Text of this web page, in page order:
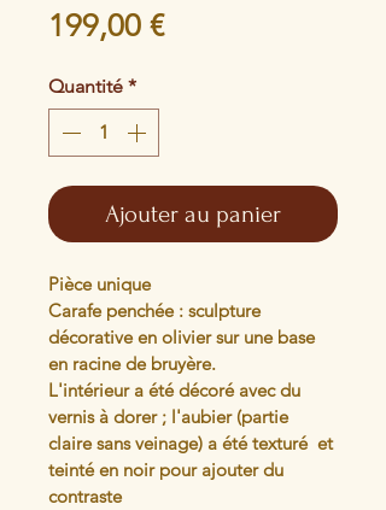
199,00 €Prix
Quantité *
Ajouter au panier
Pièce unique
Carafe penchée : sculpture
décorative en olivier sur une base
en racine de bruyère.
L'intérieur a été décoré avec du
vernis à dorer ; l'aubier (partie
claire sans veinage) a été texturé  et
teinté en noir pour ajouter du
contraste